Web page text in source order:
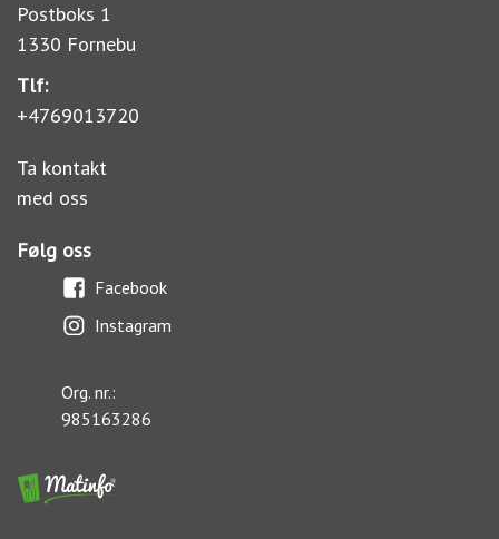
Postboks 1
1330 Fornebu
Tlf:
+4769013720
Ta kontakt
med oss
Følg oss
Facebook
Instagram
Org. nr.:
985163286